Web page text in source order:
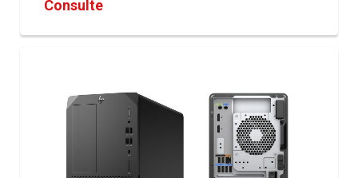
Consulte